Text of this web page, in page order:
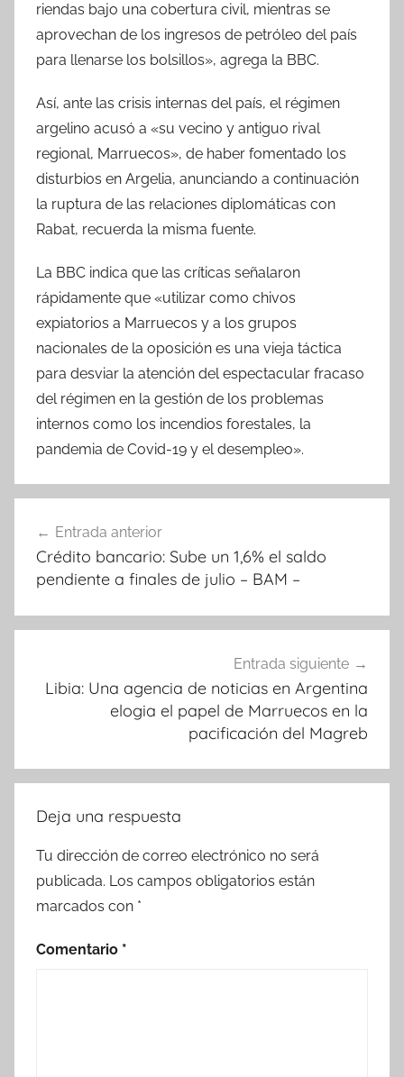
riendas bajo una cobertura civil, mientras se
aprovechan de los ingresos de petróleo del país
para llenarse los bolsillos», agrega la BBC.
Así, ante las crisis internas del país, el régimen
argelino acusó a «su vecino y antiguo rival
regional, Marruecos», de haber fomentado los
disturbios en Argelia, anunciando a continuación
la ruptura de las relaciones diplomáticas con
Rabat, recuerda la misma fuente.
La BBC indica que las críticas señalaron
rápidamente que «utilizar como chivos
expiatorios a Marruecos y a los grupos
nacionales de la oposición es una vieja táctica
para desviar la atención del espectacular fracaso
del régimen en la gestión de los problemas
internos como los incendios forestales, la
pandemia de Covid-19 y el desempleo».
de
entradas
Entrada anterior
Crédito bancario: Sube un 1,6% el saldo
pendiente a finales de julio – BAM –
Entrada siguiente
Libia: Una agencia de noticias en Argentina
elogia el papel de Marruecos en la
pacificación del Magreb
Deja una respuesta
Tu dirección de correo electrónico no será
publicada. Los campos obligatorios están
marcados con *
Comentario *